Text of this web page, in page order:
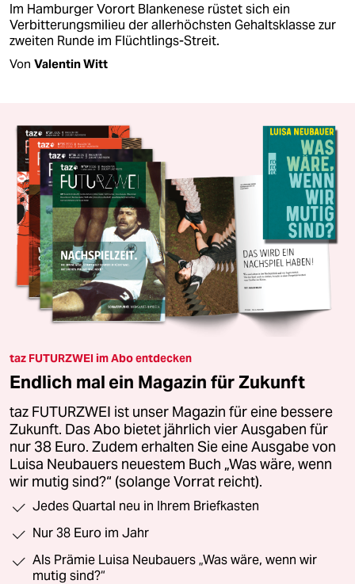
Im Hamburger Vorort Blankenese rüstet sich ein
Verbitterungsmilieu der allerhöchsten Gehaltsklasse zur
zweiten Runde im Flüchtlings-Streit.
Von Valentin Witt
taz FUTURZWEI im Abo entdecken
Endlich mal ein Magazin für Zukunft
taz FUTURZWEI ist unser Magazin für eine bessere
Zukunft. Das Abo bietet jährlich vier Ausgaben für
nur 38 Euro. Zudem erhalten Sie eine Ausgabe von
Luisa Neubauers neuestem Buch „Was wäre, wenn
wir mutig sind?“ (solange Vorrat reicht).
Jedes Quartal neu in Ihrem Briefkasten
Nur 38 Euro im Jahr
Als Prämie Luisa Neubauers „Was wäre, wenn wir
mutig sind?“